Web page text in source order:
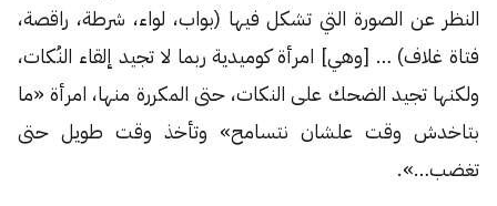
النظر عن الصورة التي تشكل فيها (بواب، لواء، شرطة، راقصة،
فتاة غلاف) … [وهي] امرأة كوميدية ربما لا تجيد إلقاء النُكات،
ولكنها تجيد الضحك على النكات، حتى المكررة منها، امرأة «ما
بتاخدش وقت علشان نتسامح» وتأخذ وقت طويل حتى
تغضب…».